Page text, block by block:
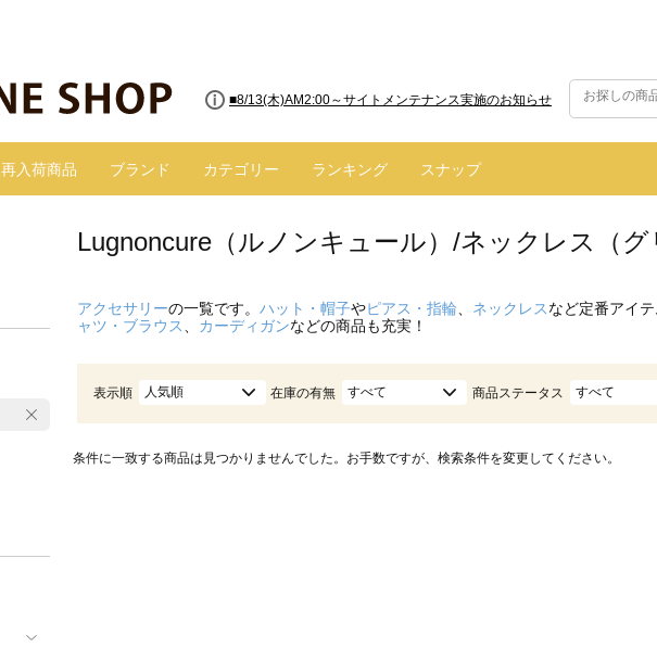
■8/13(木)AM2:00～サイトメンテナンス実施のお知らせ
再入荷商品 ブランド カテゴリー ランキング スナップ
Lugnoncure（ルノンキュール）/ネックレス（グ
アクセサリーの一覧です。 ハット・帽子やピアス・指輪 ネックレスなど定番アイ
ャツ・ブラウス
カーディガンなどの商品も充実！
表示順 人気順 在庫の有無 すべて 商品ステータス すべて
条件に一致する商品は見つかりませんでした。お手数ですが、検索条件を変更してください。